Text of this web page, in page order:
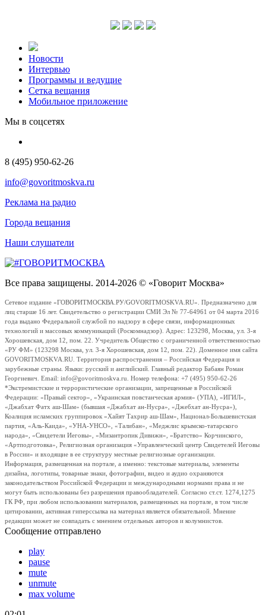
Новости
Интервью
Программы и ведущие
Сетка вещания
Мобильное приложение
Мы в соцсетях
8 (495) 950-62-26
info@govoritmoskva.ru
Реклама на радио
Города вещания
Наши слушатели
Все права защищены. 2014-2026 © «Говорит Москва»
Сетевое издание «ГОВОРИТМОСКВА.РУ/GOVORITMOSKVA.RU». Предназначено для
лиц старше 16 лет. Свидетельство о регистрации СМИ Эл № 77-64961 от 04 марта 2016
года выдано Федеральной службой по надзору в сфере связи, информационных
технологий и массовых коммуникаций (Роскомнадзор). Адрес: 123298, Москва, ул. 3-я
Хорошевская, дом 12, пом. 22. Учредитель Общество с ограниченной ответственностью
«РУ ФМ» (123298 Москва, ул. 3-я Хорошевская, дом 12, пом. 22). Доменное имя сайта
GOVORITMOSKVA.RU. Территория распространения – Российская Федерация и
зарубежные страны. Языки: русский и английский. Главный редактор Бабаян Роман
Георгиевич. Email: info@govoritmoskva.ru. Номер телефона: +7 (495) 950-62-26
*Экстремистские и террористические организации, запрещенные в Российской
Федерации: «Правый сектор», «Украинская повстанческая армия» (УПА), «ИГИЛ»,
«Джабхат Фатх аш-Шам» (бывшая «Джабхат ан-Нусра», «Джебхат ан-Нусра»),
Коалиция исламских группировок «Хайят Тахрир аш-Шам», Национал-Большевистская
партия, «Аль-Каида», «УНА-УНСО», «Талибан», «Меджлис крымско-татарского
народа», «Свидетели Иеговы», «Мизантропик Дивижн», «Братство» Корчинского,
«Артподготовка», Религиозная организация «Управленческий центр Свидетелей Иеговы
в России» и входящие в ее структуру местные религиозные организации.
Информация, размещенная на портале, а именно: текстовые материалы, элементы
дизайна, логотипы, товарные знаки, фотографии, видео и аудио охраняются
законодательством Российской Федерации и международными нормами права и не
могут быть использованы без разрешения правообладателей. Согласно ст.ст. 1274,1275
ГК РФ, при любом использовании материалов, размещенных на портале, в том числе
цитировании, активная гиперссылка на материал является обязательной. Мнение
редакции может не совпадать с мнением отдельных авторов и колумнистов.
Сообщение отправлено
play
pause
mute
unmute
max volume